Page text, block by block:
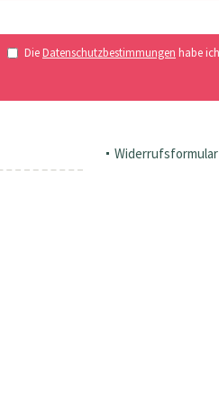
DieDatenschutzbestimmungen habe
Widerrufsformular